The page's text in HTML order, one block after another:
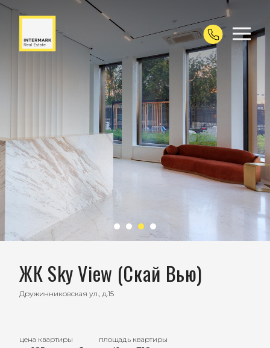
ЖК Sky View (Скай Вью)
Дружинниковская ул., д.15
цена квартиры площадь квартиры